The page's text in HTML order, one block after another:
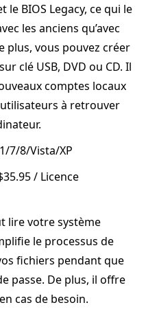
le BIOS Legacy, ce qui le
les anciens qu’avec
plus, vous pouvez créer
clé USB, DVD ou CD. Il
comptes locaux
à retrouver
7/8/Vista/XP
/ Licence
lire votre système
le processus de
fichiers pendant que
passe. De plus, il offre
cas de besoin.